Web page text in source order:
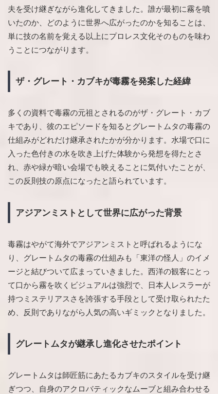
夫を受け継ぎながら進化してきました。誰が最初に霧を噴
いたのか、どのように世界へ広がったのかを知ることは、
単に技の名前を覚える以上にプロレス文化そのものを味わ
うことにつながります。
ザ・グレート・カブキが毒霧を発案した経緯
多くの資料で毒霧の元祖とされるのがザ・グレート・カブ
キであり、彼のエピソードを知るとグレートムタの毒霧の
仕組みがどれだけ継承されたかが分かります。水場で口に
入った色付きの水を吹き上げた体験から発想を得たとさ
れ、赤や緑が暗い会場でも映えることに気付いたことが、
この反則技の原点になったと語られています。
アジアンミストとして世界に広がった背景
毒霧はやがて海外でアジアンミストと呼ばれるようにな
り、グレートムタの毒霧の仕組みも「東洋の怪人」のイメ
ージと結びついて広まっていきました。西洋の観客にとっ
て口から霧を吹くビジュアルは強烈で、日本人レスラーが
持つミステリアスさを誇張する手段として受け取られたた
め、反則でありながら人気の高いギミックとなりました。
グレートムタが継承し進化させたポイント
グレートムタは師匠筋にあたるカブキのスタイルを受け継
ぎつつ、自身のアクロバティックなムーブと組み合わせる